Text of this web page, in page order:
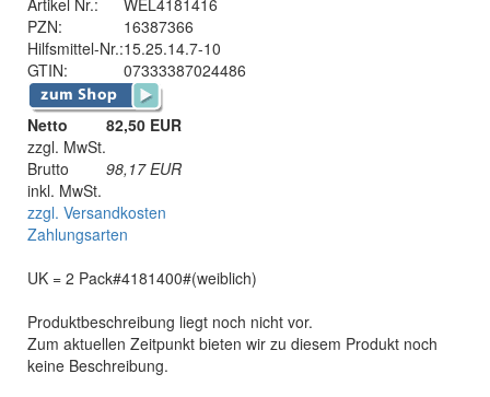
Artikel Nr.:
WEL4181416
PZN:
16387366
Hilfsmittel-Nr.:15.25.14.7-10
GTIN:
07333387024486
Netto
82,50 EUR
zzgl. MwSt.
Brutto
98,17 EUR
inkl. MwSt.
zzgl. Versandkosten
Zahlungsarten
UK = 2 Pack#4181400#(weiblich)
Produktbeschreibung liegt noch nicht vor.
Zum aktuellen Zeitpunkt bieten wir zu diesem Produkt noch
keine Beschreibung.